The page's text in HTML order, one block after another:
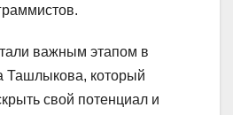
важным этапом в
Ташлыкова, который
свой потенциал и